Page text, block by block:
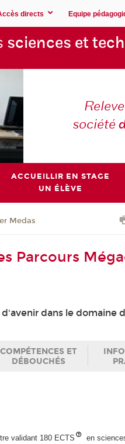
directs Equipe
sciences et
société
ACCUEILLIR EN STAGE
UN ÉLÈVE
Medas
Parcours
dans le domaine
COMPÉTENCES ET
DÉBOUCHÉS
validant 180 ECTS
en